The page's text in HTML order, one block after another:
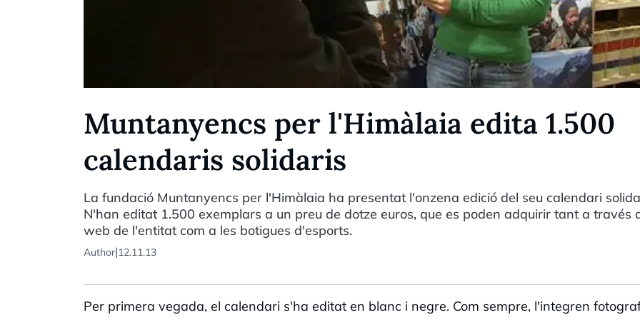
Muntanyencs per l'Himàlaia edita 1.500
calendaris solidaris
La fundació Muntanyencs per l'Himàlaia ha presentat l'onzena edició del seu calendari
N'han editat 1.500 exemplars a un preu de dotze euros, que es poden adquirir tant a través
web de l'entitat com a les botigues d'esports.
Author|12.11.13
Per primera vegada, el calendari s'ha editat en blanc i negre. Com sempre, l'integren